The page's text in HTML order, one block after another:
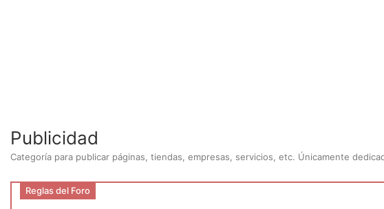
Publicidad
Categoría para publicar páginas, tiendas, empresas, servicios, etc. Únicamente
Reglas del Foro